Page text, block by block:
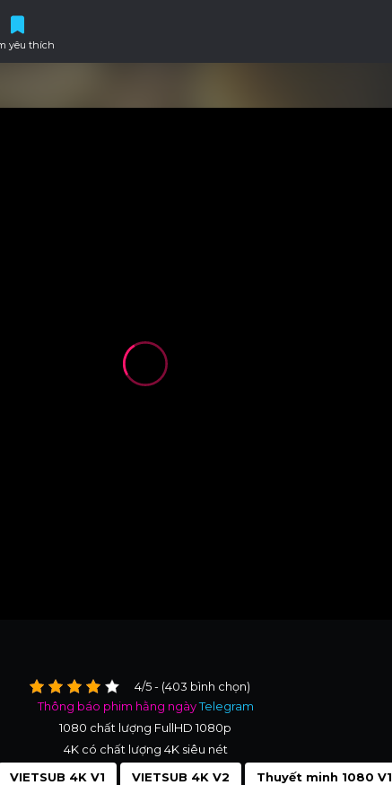
yêu thích
4/5 - (403 bình chọn)
Thông báo phim hằng ngàyTelegram
1080 chất lượng FullHD 1080p
4K có chất lượng 4K siêu nét
VIETSUB 4K V1 VIETSUB 4K V2 Thuyết minh 1080 V1